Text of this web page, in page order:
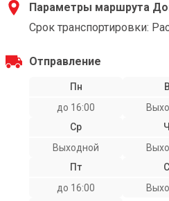
Параметры маршрута
Срок транспортировки:
Отправление
Пн
до 16:00
Ср
Выходной
Пт
до 16:00